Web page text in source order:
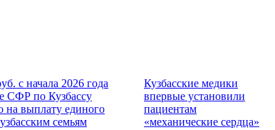
с начала 2026 года
СФР по Кузбассу
на выплату единого
семьям
Кузбасские медики
впервые установили
пациентам
«механические сердца»